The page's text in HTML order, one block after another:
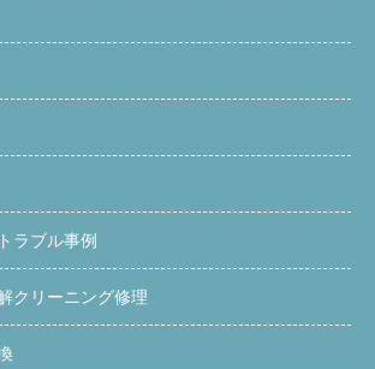
ラブル事例
クリーニング修理